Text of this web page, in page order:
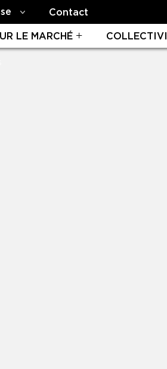
Contact
LE MARCHÉ